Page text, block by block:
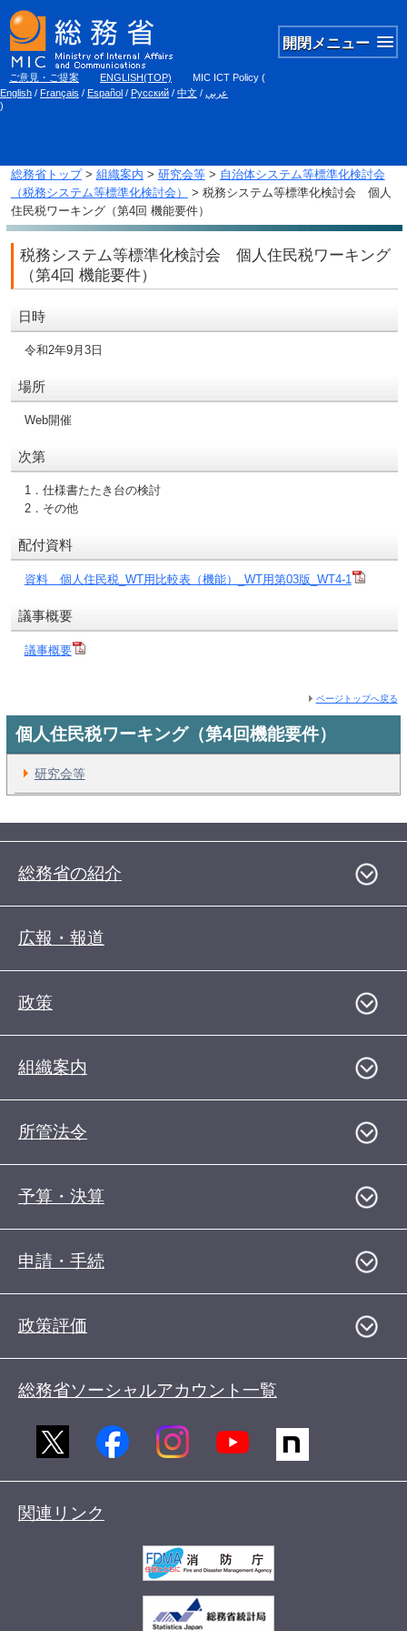
開閉メニュー
ご意見・ご提案 ENGLISH(TOP) MIC ICT Policy (
English / Français / Español / Русский / 中文 / عربي
)
総務省トップ> 組織案内 > 研究会等> 自治体システム等標準化検討会
（税務システム等標準化検討会）
> 税務システム等標準化検討会 個人
住民税ワーキング（第4回 機能要件）
税務システム等標準化検討会 個人住民税ワーキング
（第4回 機能要件）
日時
令和2年9月3日
場所
Web開催
次第
1．仕様書たたき台の検討
2．その他
配付資料
資料 個人住民税_WT用比較表（機能）_WT用第03版_WT4-1
議事概要
議事概要
ページトップへ戻る
個人住民税ワーキング（第4回機能要件）
研究会等
総務省の紹介
広報・報道
政策
組織案内
所管法令
予算・決算
申請・手続
政策評価
総務省ソーシャルアカウント一覧
関連リンク